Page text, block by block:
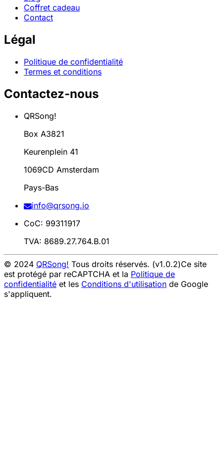
Coffret cadeau
Contact
Légal
Politique de confidentialité
Termes et conditions
Contactez-nous
QRSong!
Box A3821
Keurenplein 41
1069CD Amsterdam
Pays-Bas
info@qrsong.io
CoC: 99311917
TVA: 8689.27.764.B.01
© 2024 QRSong! Tous droits réservés. (v1.0.2)Ce site
est protégé par reCAPTCHA et la Politique de
confidentialité et les Conditions d'utilisation de Google
s'appliquent.